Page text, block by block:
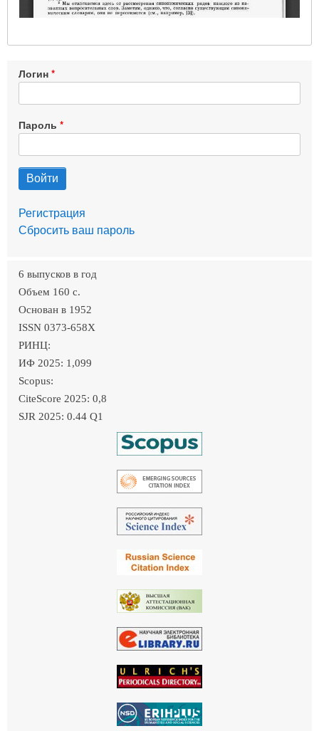
Логин
Пароль
Регистрация
Сбросить ваш пароль
6 выпусков в год
Объем 160 c.
Основан в 1952
ISSN 0373-658X
РИНЦ:
ИФ 2025: 1,099
Scopus:
CiteScore 2025: 0,8
SJR 2025: 0.44 Q1